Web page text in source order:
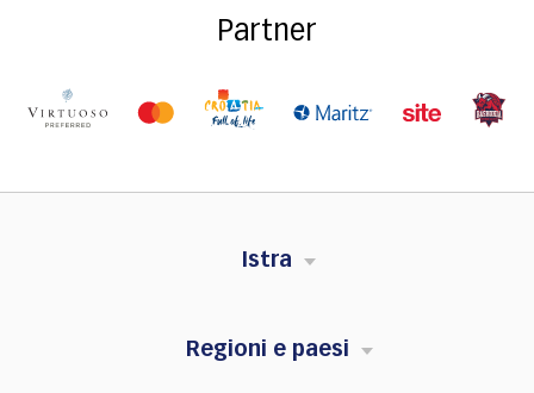
Partner
Istra
Regioni e paesi